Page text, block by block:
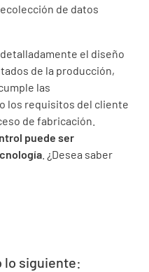
de datos
el diseño
de la producción,
las
los requisitos del cliente
de fabricación.
puede ser
. ¿Desea saber
lo siguiente: